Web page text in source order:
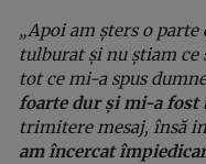
„Apoi am șters o
tulburat și nu știam ce
tot ce mi-a spus
foarte dur și mi-a fost
trimitere mesaj, însă
am încercat